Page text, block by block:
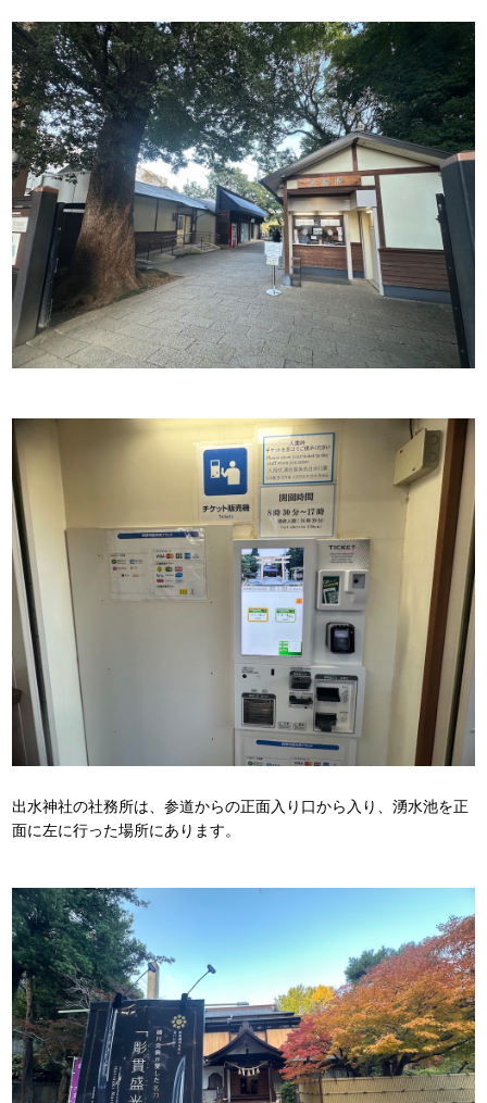
出水神社の社務所は、参道からの正面入り口から入り、湧水池を正
面に左に行った場所にあります。